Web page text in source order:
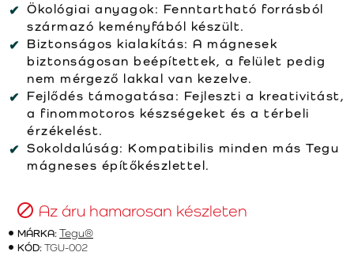
Ökológiai anyagok: Fenntartható forrásból
származó keményfából készült.
Biztonságos kialakítás: A mágnesek
biztonságosan beépítettek, a felület pedig
nem mérgező lakkal van kezelve.
Fejlődés támogatása: Fejleszti a kreativitást,
a finommotoros készségeket és a térbeli
érzékelést.
Sokoldalúság: Kompatibilis minden más Tegu
mágneses építőkészlettel.
Az áru hamarosan készleten
MÁRKA:Tegu®
KÓD:TGU-002